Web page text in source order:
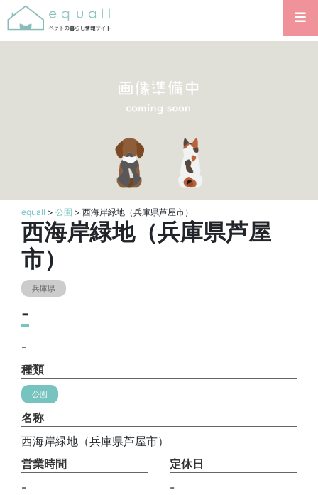
equall > 公園 > 西海岸緑地（兵庫県芦屋市）
西海岸緑地（兵庫県芦屋
市）
兵庫県
-
-
種類
公園
名称
西海岸緑地（兵庫県芦屋市）
営業時間
-
定休日
-